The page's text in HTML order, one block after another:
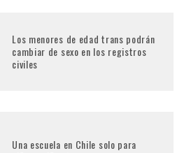
Los menores de edad trans podrán
cambiar de sexo en los registros
civiles
Una escuela en Chile solo para